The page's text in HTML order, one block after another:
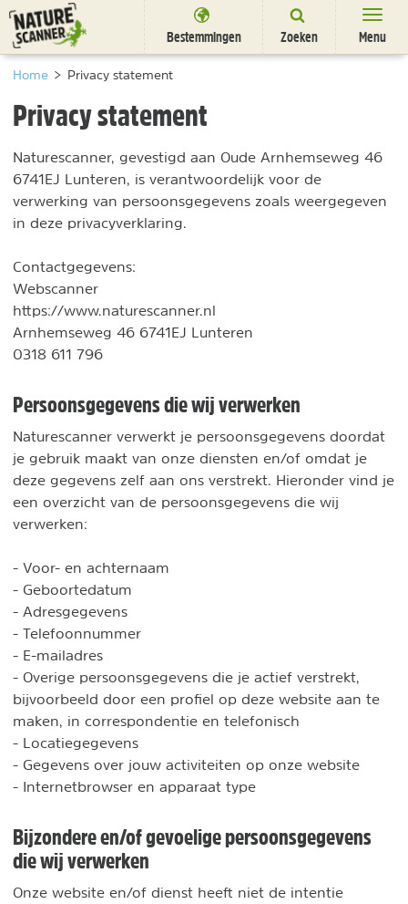
Ga
naar
content
Bestemmingen Zoeken Menu
Bestemmingen
Overnachten
Activiteiten
Natuurparken
Dieren
Nieuwsbrief Uitgelicht
Partners nl/fr
Home > Privacy statement
Privacy statement
Naturescanner, gevestigd aan Oude Arnhemseweg 46
6741EJ Lunteren, is verantwoordelijk voor de
verwerking van persoonsgegevens zoals weergegeven
in deze privacyverklaring.
Contactgegevens:
Webscanner
https://www.naturescanner.nl
Arnhemseweg 46 6741EJ Lunteren
0318 611 796
Persoonsgegevens die wij verwerken
Naturescanner verwerkt je persoonsgegevens doordat
je gebruik maakt van onze diensten en/of omdat je
deze gegevens zelf aan ons verstrekt. Hieronder vind je
een overzicht van de persoonsgegevens die wij
verwerken:
- Voor- en achternaam
- Geboortedatum
- Adresgegevens
- Telefoonnummer
- E-mailadres
- Overige persoonsgegevens die je actief verstrekt,
bijvoorbeeld door een profiel op deze website aan te
maken, in correspondentie en telefonisch
- Locatiegegevens
- Gegevens over jouw activiteiten op onze website
- Internetbrowser en apparaat type
Bijzondere en/of gevoelige persoonsgegevens
die wij verwerken
Onze website en/of dienst heeft niet de intentie